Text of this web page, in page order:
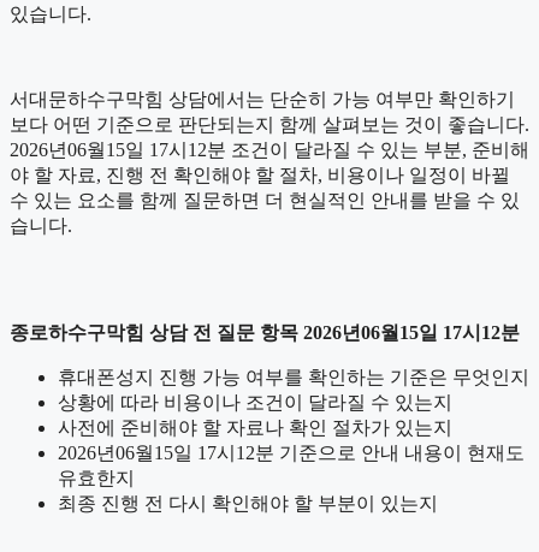
있습니다.
서대문하수구막힘 상담에서는 단순히 가능 여부만 확인하기
보다 어떤 기준으로 판단되는지 함께 살펴보는 것이 좋습니다.
2026년06월15일 17시12분 조건이 달라질 수 있는 부분, 준비해
야 할 자료, 진행 전 확인해야 할 절차, 비용이나 일정이 바뀔
수 있는 요소를 함께 질문하면 더 현실적인 안내를 받을 수 있
습니다.
종로하수구막힘 상담 전 질문 항목 2026년06월15일 17시12분
휴대폰성지 진행 가능 여부를 확인하는 기준은 무엇인지
상황에 따라 비용이나 조건이 달라질 수 있는지
사전에 준비해야 할 자료나 확인 절차가 있는지
2026년06월15일 17시12분 기준으로 안내 내용이 현재도
유효한지
최종 진행 전 다시 확인해야 할 부분이 있는지